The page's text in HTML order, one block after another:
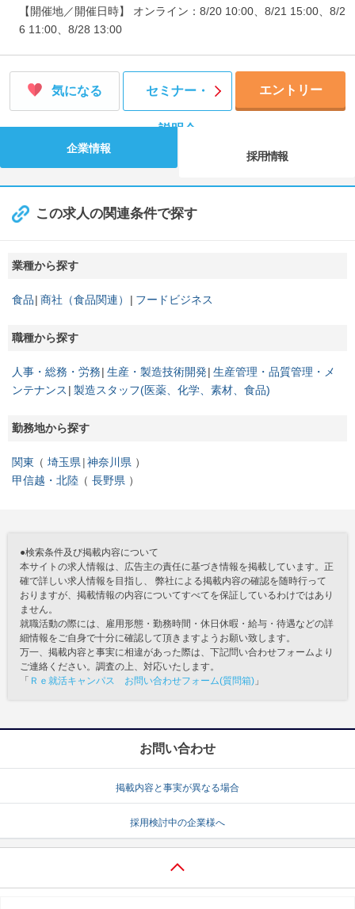
【開催地／開催日時】 オンライン：8/20 10:00、8/21 15:00、8/2
6 11:00、8/28 13:00
気になる セミナー・
説明会
エントリー
企業情報
採用情報
この求人の関連条件で探す
業種から探す
食品 商社（食品関連） フードビジネス
職種から探す
人事・総務・労務 生産・製造技術開発 生産管理・品質管理・メ
ンテナンス
製造スタッフ(医薬、化学、素材、食品)
勤務地から探す
関東 埼玉県 神奈川県
甲信越・北陸
長野県
●検索条件及び掲載内容について
本サイトの求人情報は、広告主の責任に基づき情報を掲載しています。正
確で詳しい求人情報を目指し、 弊社による掲載内容の確認を随時行って
おりますが、掲載情報の内容についてすべてを保証しているわけではあり
ません。
就職活動の際には、雇用形態・勤務時間・休日休暇・給与・待遇などの詳
細情報をご自身で十分に確認して頂きますようお願い致します。
万一、掲載内容と事実に相違があった際は、下記問い合わせフォームより
ご連絡ください。調査の上、対応いたします。
「 Ｒｅ就活キャンパス お問い合わせフォーム(質問箱) 」
お問い合わせ
掲載内容と事実が異なる場合
採用検討中の企業様へ